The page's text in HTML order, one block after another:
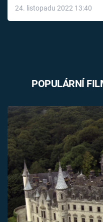
24. listopadu 2022 13:40
POPULÁRNÍ